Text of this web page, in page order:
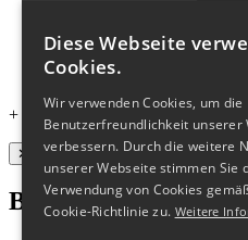
+ hosted by
✕
Bleibe stets auf dem
Diese Webseite
Cookies.
Wir verwenden Cookies, um die
Benutzerfreundlichkeit unserer
verbessern. Durch die weitere
unserer Webseite stimmen Sie
Verwendung von Cookies
Cookie-Richtlinie zu. Weitere